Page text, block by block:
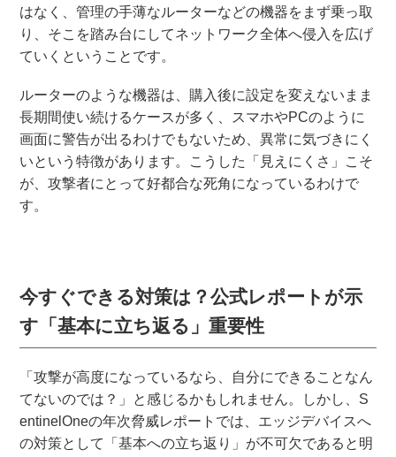
はなく、管理の手薄なルーターなどの機器をまず乗っ取
り、そこを踏み台にしてネットワーク全体へ侵入を広げ
ていくということです。
ルーターのような機器は、購入後に設定を変えないまま
長期間使い続けるケースが多く、スマホやPCのように
画面に警告が出るわけでもないため、異常に気づきにく
いという特徴があります。こうした「見えにくさ」こそ
が、攻撃者にとって好都合な死角になっているわけで
す。
今すぐできる対策は？公式レポートが示
す「基本に立ち返る」重要性
「攻撃が高度になっているなら、自分にできることなん
てないのでは？」と感じるかもしれません。しかし、S
entinelOneの年次脅威レポートでは、エッジデバイスへ
の対策として「基本への立ち返り」が不可欠であると明